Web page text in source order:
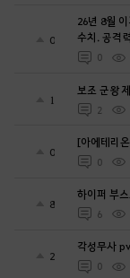
0
26년 8월
수치. 공격
0
1
보조 군왕
2
0
[아에테리
0
8
하이퍼 부
6
2
각성무사
0